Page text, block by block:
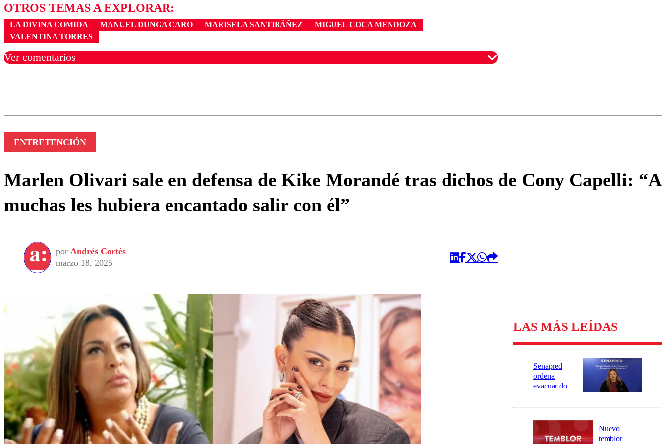
OTROS TEMAS A EXPLORAR:
LA DIVINA COMIDA MANUEL DUNGA CARO MARISELA SANTIBÁÑEZ
MIGUEL COCA MENDOZA
VALENTINA TORRES
Ver comentarios
ENTRETENCIÓN
Marlen Olivari sale en defensa de Kike Morandé tras dichos de Cony Capelli: “A
muchas les hubiera encantado salir con él”
por Andrés Cortés
marzo 18, 2025
LAS MÁS LEÍDAS
Senapred
ordena
evacuar dos
Carahue por
río Damas:
activa
Nuevo
temblor